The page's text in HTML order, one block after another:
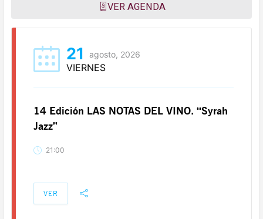
VER AGENDA
21 agosto, 2026
VIERNES
14 Edición LAS NOTAS DEL VINO. “Syrah
Jazz”
21:00
VER